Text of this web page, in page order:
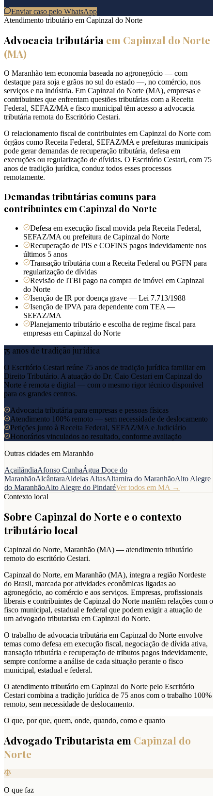
Enviar caso pelo WhatsApp
Atendimento tributário em Capinzal do Norte
Advocacia tributária em Capinzal do Norte
(MA)
O Maranhão tem economia baseada no agronegócio — com
destaque para soja e grãos no sul do estado —, no comércio, nos
serviços e na indústria. Em Capinzal do Norte (MA), empresas e
contribuintes que enfrentam questões tributárias com a Receita
Federal, SEFAZ/MA e fisco municipal têm acesso a advocacia
tributária remota do Escritório Cestari.
O relacionamento fiscal de contribuintes em Capinzal do Norte com
órgãos como Receita Federal, SEFAZ/MA e prefeituras municipais
pode gerar demandas de recuperação tributária, defesa em
execuções ou regularização de dívidas. O Escritório Cestari, com 75
anos de tradição jurídica, conduz todos esses processos
remotamente.
Demandas tributárias comuns para
contribuintes em Capinzal do Norte
Defesa em execução fiscal movida pela Receita Federal,
SEFAZ/MA ou prefeitura de Capinzal do Norte
Recuperação de PIS e COFINS pagos indevidamente nos
últimos 5 anos
Transação tributária com a Receita Federal ou PGFN para
regularização de dívidas
Revisão de ITBI pago na compra de imóvel em Capinzal
do Norte
Isenção de IR por doença grave — Lei 7.713/1988
Isenção de IPVA para dependente com TEA —
SEFAZ/MA
Planejamento tributário e escolha de regime fiscal para
empresas em Capinzal do Norte
75 anos de tradição jurídica
O Escritório Cestari reúne 75 anos de tradição jurídica familiar em
Direito Tributário. A atuação do Dr. Caio Cestari em Capinzal do
Norte é remota e digital — com o mesmo rigor técnico disponível
para os grandes centros.
Advocacia tributária para empresas e pessoas físicas
Atendimento 100% remoto — sem necessidade de deslocamento
Petições junto à Receita Federal, SEFAZ/MA e Judiciário
Honorários vinculados ao resultado, conforme avaliação
Outras cidades em Maranhão
AçailândiaAfonso CunhaÁgua Doce do
MaranhãoAlcântaraAldeias AltasAltamira do MaranhãoAlto Alegre
do MaranhãoAlto Alegre do PindaréVer todos em MA →
Contexto local
Sobre Capinzal do Norte e o contexto
tributário local
Capinzal do Norte, Maranhão (MA) — atendimento tributário
remoto do escritório Cestari.
Capinzal do Norte, em Maranhão (MA), integra a região Nordeste
do Brasil, marcada por atividades econômicas ligadas ao
agronegócio, ao comércio e aos serviços. Empresas, profissionais
liberais e contribuintes de Capinzal do Norte mantêm relações com o
fisco municipal, estadual e federal que podem exigir a atuação de
um advogado tributarista em Capinzal do Norte.
O trabalho de advocacia tributária em Capinzal do Norte envolve
temas como defesa em execução fiscal, negociação de dívida ativa,
transação tributária e recuperação de tributos pagos indevidamente,
sempre conforme a análise de cada situação perante o fisco
municipal, estadual e federal.
O atendimento tributário em Capinzal do Norte pelo Escritório
Cestari combina a tradição jurídica de 75 anos com o trabalho 100%
remoto, sem necessidade de deslocamento.
O que, por que, quem, onde, quando, como e quanto
Advogado Tributarista em Capinzal do
Norte
O que faz